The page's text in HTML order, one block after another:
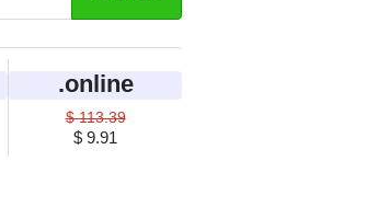
.online
$ 113.39
$ 9.91